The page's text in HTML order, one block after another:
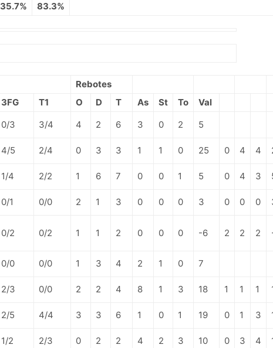
35.7% 83.3%
Rebotes
3FG T1 O D T As St To
Val
0/3 3/4 4 2 6 3 0 2 5
4/5 2/4 0 3 3 1 1 0 25 0 4 4
1/4 2/2 1 6 7 0 0 1 5 0 4 3
0/1 0/0 2 1 3 0 0 0 3 0 0 0
0/2 0/2 1 1 2 0 0 0 -6 2 2 2
0/0 0/0 1 3 4 2 1 0 7
2/3 0/0 2 2 4 8 1 3 18 1 1 1
2/5 4/4 3 3 6 1 0 1 19 0 1 3
1/2 2/3 0 2 2 4 2 3 10 0 3 4